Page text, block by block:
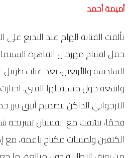
أميمة أحمد
تألقت الفنانة الهام عبد البديع
حفل افتتاح مهرجان القاهرة
السادسة والأربعين، بعد غياب طويل
واسعة حول مستقبلها الفني. اختارت
الارجواني الداكن بتصميم أنيق يبرز
فخمًا، نسّقت مع الفستان
الكتفين ولمسات مكياج ناعمة، مع